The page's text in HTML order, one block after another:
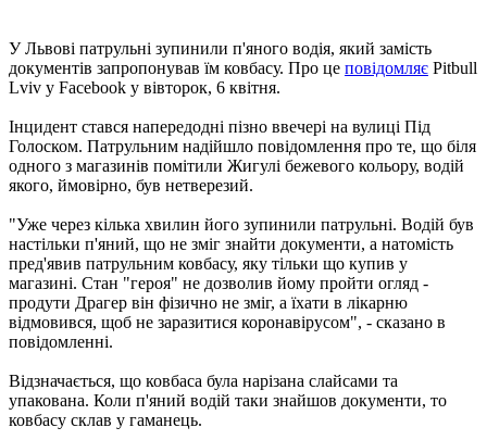
У Львові патрульні зупинили п'яного водія, який замість
документів запропонував їм ковбасу. Про це повідомляє Pitbull
Lviv у Facebook у вівторок, 6 квітня.
Інцидент стався напередодні пізно ввечері на вулиці Під
Голоском. Патрульним надійшло повідомлення про те, що біля
одного з магазинів помітили Жигулі бежевого кольору, водій
якого, ймовірно, був нетверезий.
"Уже через кілька хвилин його зупинили патрульні. Водій був
настільки п'яний, що не зміг знайти документи, а натомість
пред'явив патрульним ковбасу, яку тільки що купив у
магазині. Стан "героя" не дозволив йому пройти огляд -
продути Драгер він фізично не зміг, а їхати в лікарню
відмовився, щоб не заразитися коронавірусом", - сказано в
повідомленні.
Відзначається, що ковбаса була нарізана слайсами та
упакована. Коли п'яний водій таки знайшов документи, то
ковбасу склав у гаманець.